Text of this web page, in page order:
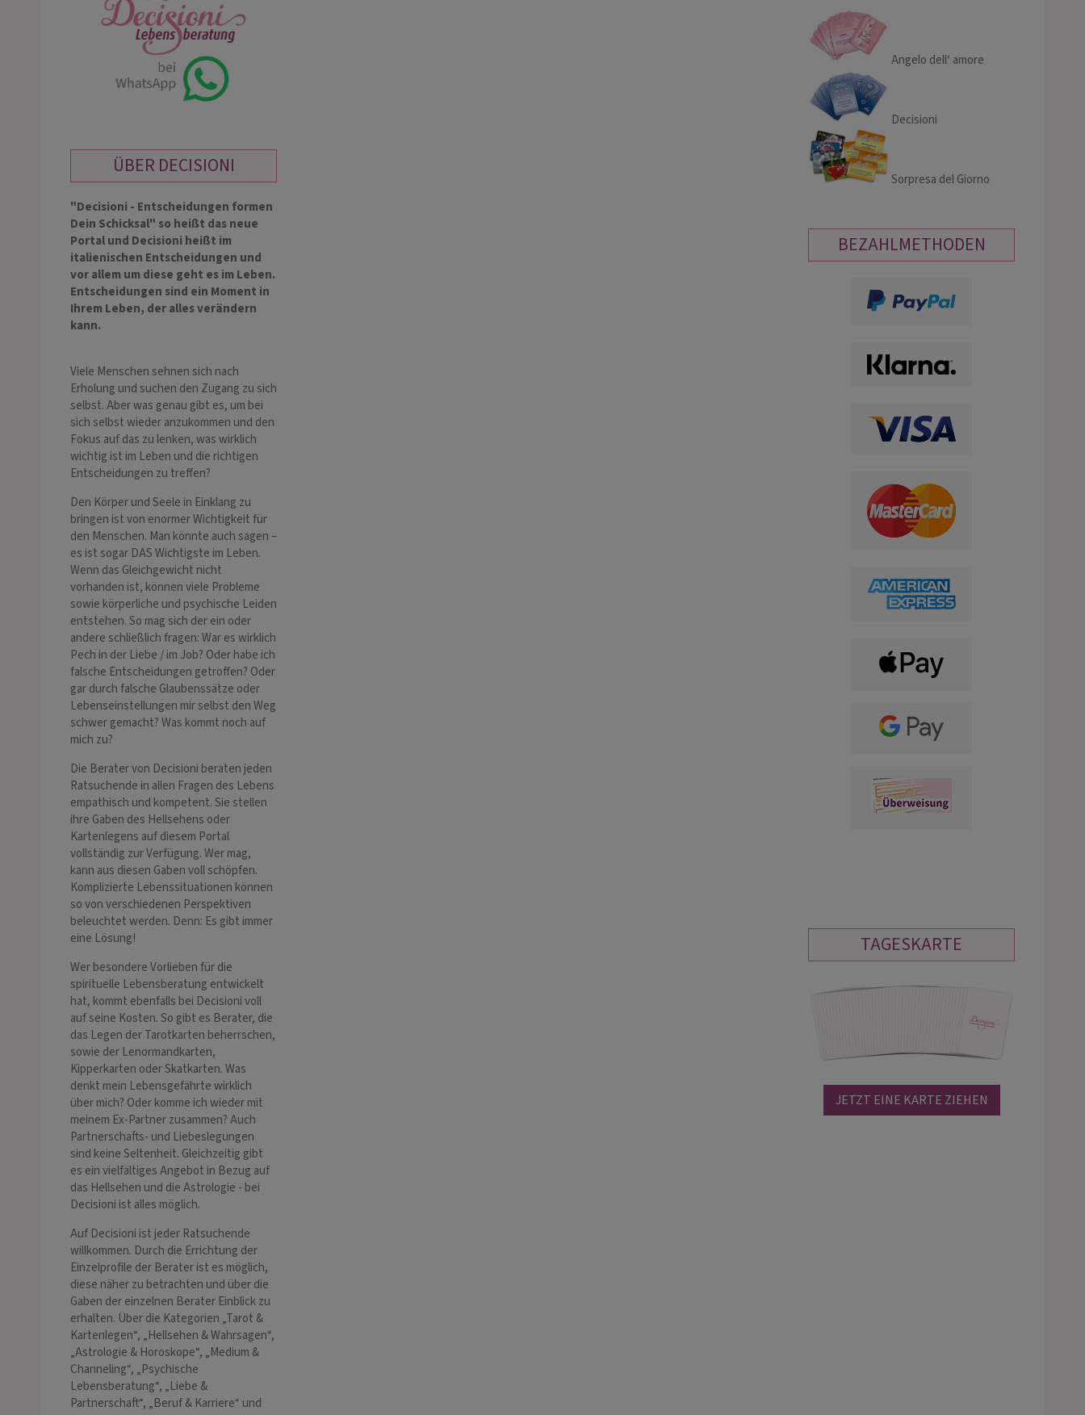
ÜBER DECISIONI
"Decisioni - Entscheidungen formen
Dein Schicksal" so heißt das neue
Portal und Decisioni heißt im
italienischen Entscheidungen und
vor allem um diese geht es im Leben.
Entscheidungen sind ein Moment in
Ihrem Leben, der alles verändern
kann.
Viele Menschen sehnen sich nach
Erholung und suchen den Zugang zu sich
selbst. Aber was genau gibt es, um bei
sich selbst wieder anzukommen und den
Fokus auf das zu lenken, was wirklich
wichtig ist im Leben und die richtigen
Entscheidungen zu treffen?
Den Körper und Seele in Einklang zu
bringen ist von enormer Wichtigkeit für
den Menschen. Man könnte auch sagen –
es ist sogar DAS Wichtigste im Leben.
Wenn das Gleichgewicht nicht
vorhanden ist, können viele Probleme
sowie körperliche und psychische Leiden
entstehen. So mag sich der ein oder
andere schließlich fragen: War es wirklich
Pech in der Liebe / im Job? Oder habe ich
falsche Entscheidungen getroffen? Oder
gar durch falsche Glaubenssätze oder
Lebenseinstellungen mir selbst den Weg
schwer gemacht? Was kommt noch auf
mich zu?
Die Berater von Decisioni beraten jeden
Ratsuchende in allen Fragen des Lebens
empathisch und kompetent. Sie stellen
ihre Gaben des Hellsehens oder
Kartenlegens auf diesem Portal
vollständig zur Verfügung. Wer mag,
kann aus diesen Gaben voll schöpfen.
Komplizierte Lebenssituationen können
so von verschiedenen Perspektiven
beleuchtet werden. Denn: Es gibt immer
eine Lösung!
Wer besondere Vorlieben für die
spirituelle Lebensberatung entwickelt
hat, kommt ebenfalls bei Decisioni voll
auf seine Kosten. So gibt es Berater, die
das Legen der Tarotkarten beherrschen,
sowie der Lenormandkarten,
Kipperkarten oder Skatkarten. Was
denkt mein Lebensgefährte wirklich
über mich? Oder komme ich wieder mit
meinem Ex-Partner zusammen? Auch
Partnerschafts- und Liebeslegungen
sind keine Seltenheit. Gleichzeitig gibt
es ein vielfältiges Angebot in Bezug auf
das Hellsehen und die Astrologie - bei
Decisioni ist alles möglich.
Auf Decisioni ist jeder Ratsuchende
willkommen. Durch die Errichtung der
Einzelprofile der Berater ist es möglich,
diese näher zu betrachten und über die
Gaben der einzelnen Berater Einblick zu
erhalten. Über die Kategorien „Tarot &
Kartenlegen“, „Hellsehen & Wahrsagen“,
„Astrologie & Horoskope“, „Medium &
Channeling“, „Psychische
Lebensberatung“, „Liebe &
Partnerschaft“, „Beruf & Karriere“ und
Angelo dell‘ amore
Decisioni
Sorpresa del Giorno
BEZAHLMETHODEN
TAGESKARTE
JETZT EINE KARTE ZIEHEN